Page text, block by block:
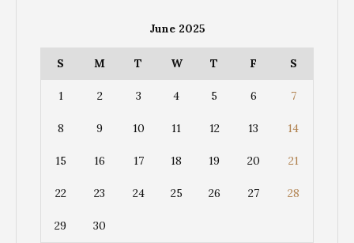
June 2025
S M T W T F S
1 2 3 4 5 6 7
8 9 10 11 12 13 14
15 16 17 18 19 20 21
22 23 24 25 26 27 28
29 30